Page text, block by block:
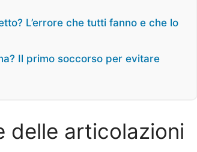
L’errore che tutti fanno e che lo
Il primo soccorso per evitare
delle articolazioni